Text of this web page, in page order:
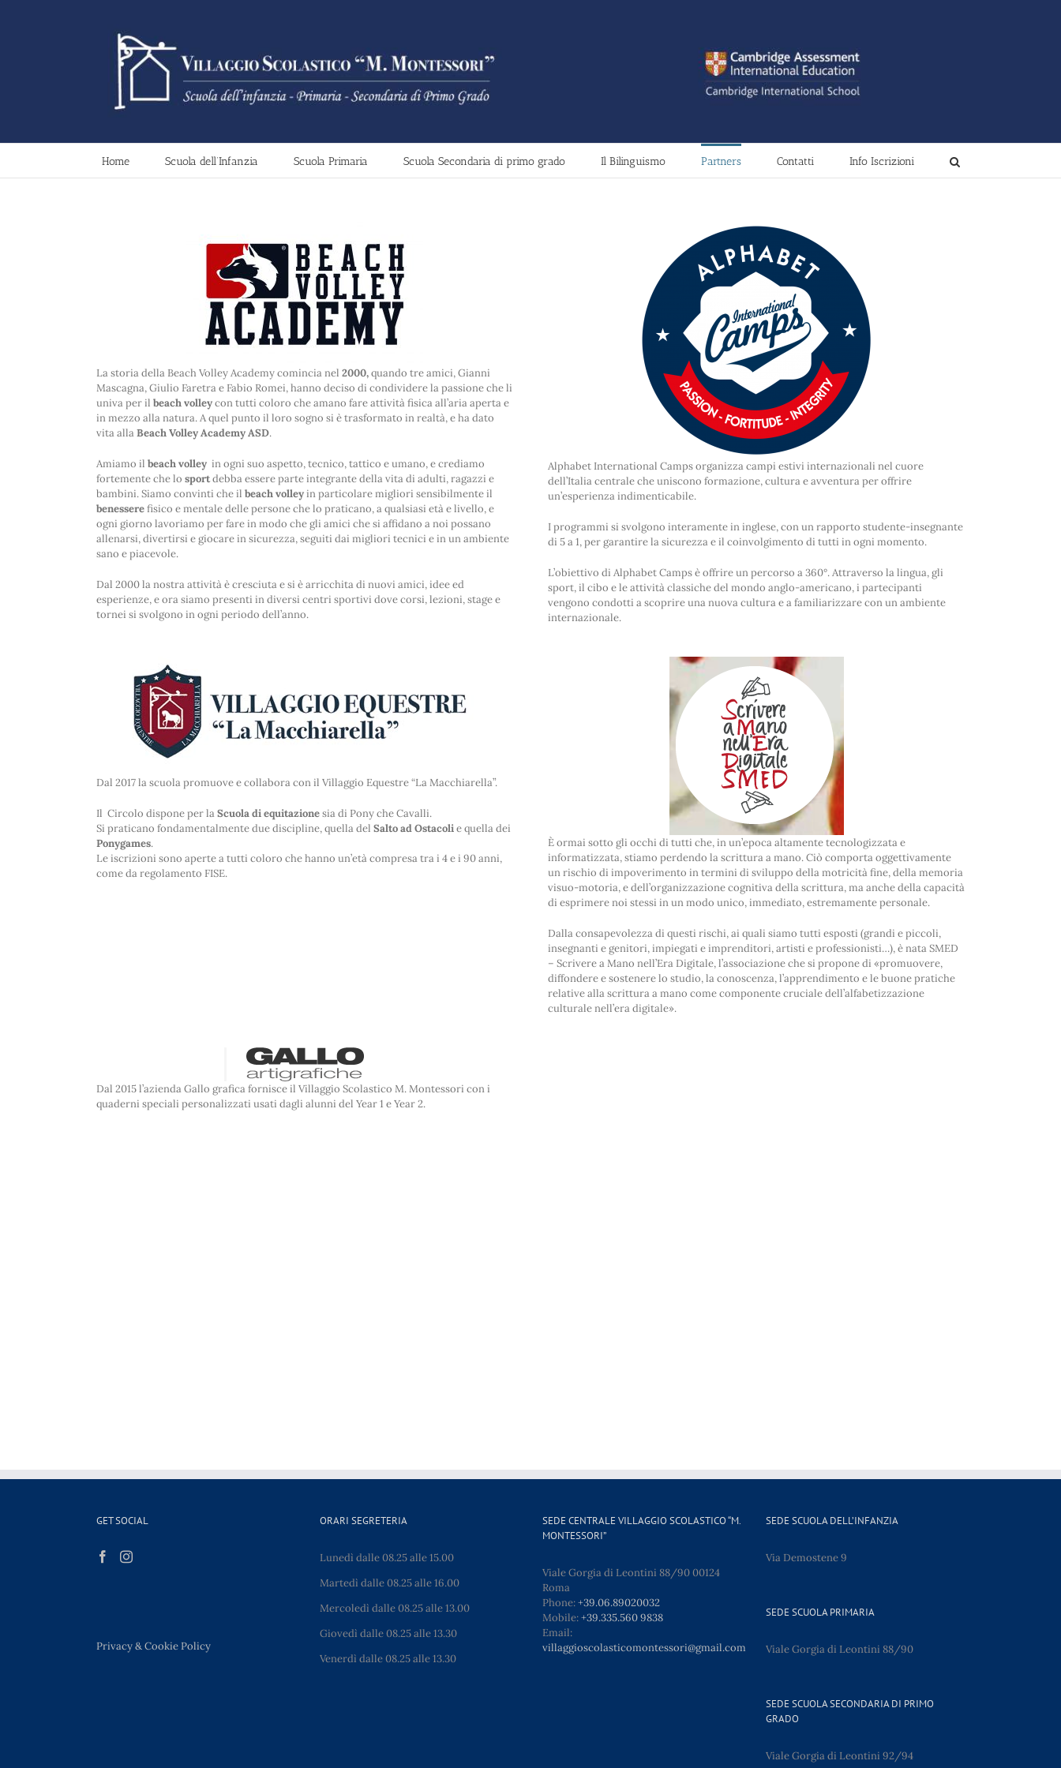
Home Scuola dell’Infanzia Scuola Primaria Scuola Secondaria di primo grado Il Bilinguismo Partners Contatti Info Iscrizioni
La storia della Beach Volley Academy comincia nel 2000,quando tre amici, Gianni
Mascagna, Giulio Faretra e Fabio Romei, hanno deciso di condividere la passione che li
univa per il beach volleycon tutti coloro che amano fare attività fisica all’aria aperta e
in mezzo alla natura. A quel punto il loro sogno si è trasformato in realtà, e ha dato
vita allaBeach Volley Academy ASD.
Amiamo il beach volley in ogni suo aspetto, tecnico, tattico e umano, e crediamo
fortemente che lo sportdebba essere parte integrante della vita di adulti, ragazzi e
bambini. Siamo convinti che il beach volleyin particolare migliori sensibilmente il
benesserefisico e mentale delle persone che lo praticano, a qualsiasi età e livello, e
ogni giorno lavoriamo per fare in modo che gli amici che si affidano a noi possano
allenarsi, divertirsi e giocare in sicurezza, seguiti dai migliori tecnici e in un ambiente
sano e piacevole.
Dal 2000 la nostra attività è cresciuta e si è arricchita di nuovi amici, idee ed
esperienze, e ora siamo presenti in diversi centri sportivi dove corsi, lezioni, stage e
tornei si svolgono in ogni periodo dell’anno.
Alphabet International Camps organizza campi estivi internazionali nel cuore
dell’Italia centrale che uniscono formazione, cultura e avventura per offrire
un’esperienza indimenticabile.
I programmi si svolgono interamente in inglese, con un rapporto studente-insegnante
di 5 a 1, per garantire la sicurezza e il coinvolgimento di tutti in ogni momento.
L’obiettivo di Alphabet Camps è offrire un percorso a 360°. Attraverso la lingua, gli
sport, il cibo e le attività classiche del mondo anglo-americano, i partecipanti
vengono condotti a scoprire una nuova cultura e a familiarizzare con un ambiente
internazionale.
Dal 2017 la scuola promuove e collabora con il Villaggio Equestre “La Macchiarella”.
Il Circolo dispone per laScuola di equitazionesia di Pony che Cavalli.
Si praticano fondamentalmente due discipline, quella del Salto ad Ostacolie quella dei
Ponygames.
Le iscrizioni sono aperte a tutti coloro che hanno un’età compresa tra i 4 e i 90 anni,
come da regolamento FISE.
È ormai sotto gli occhi di tutti che, in un’epoca altamente tecnologizzata e
informatizzata, stiamo perdendo la scrittura a mano. Ciò comporta oggettivamente
un rischio di impoverimento in termini di sviluppo della motricità fine, della memoria
visuo-motoria, e dell’organizzazione cognitiva della scrittura, ma anche della capacità
di esprimere noi stessi in un modo unico, immediato, estremamente personale.
Dalla consapevolezza di questi rischi, ai quali siamo tutti esposti (grandi e piccoli,
insegnanti e genitori, impiegati e imprenditori, artisti e professionisti…), è nata SMED
– Scrivere a Mano nell’Era Digitale, l’associazione che si propone di «promuovere,
diffondere e sostenere lo studio, la conoscenza, l’apprendimento e le buone pratiche
relative alla scrittura a mano come componente cruciale dell’alfabetizzazione
culturale nell’era digitale».
Dal 2015 l’azienda Gallo grafica fornisce il Villaggio Scolastico M. Montessori con i
quaderni speciali personalizzati usati dagli alunni del Year 1 e Year 2.
GET SOCIAL
Privacy & Cookie Policy
ORARI SEGRETERIA
Lunedì dalle 08.25 alle 15.00
Martedì dalle 08.25 alle 16.00
Mercoledì dalle 08.25 alle 13.00
Giovedì dalle 08.25 alle 13.30
Venerdì dalle 08.25 alle 13.30
SEDE CENTRALE VILLAGGIO SCOLASTICO “M.
MONTESSORI”
Viale Gorgia di Leontini 88/90 00124
Roma
Phone:+39.06.89020032
Mobile:+39.335.560 9838
Email:
villaggioscolasticomontessori@gmail.com
SEDE SCUOLA DELL’INFANZIA
Via Demostene 9
SEDE SCUOLA PRIMARIA
Viale Gorgia di Leontini 88/90
SEDE SCUOLA SECONDARIA DI PRIMO
GRADO
Viale Gorgia di Leontini 92/94